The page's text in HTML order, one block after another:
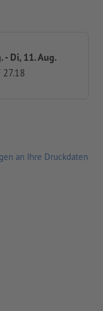
- Di, 11. Aug.
27.18
an Ihre Druckdaten